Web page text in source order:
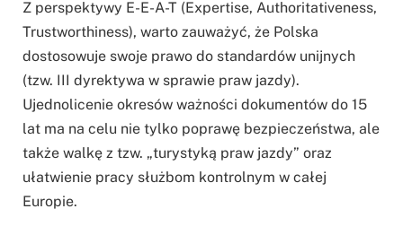
Z perspektywy E-E-A-T (Expertise, Authoritativeness,
Trustworthiness), warto zauważyć, że Polska
dostosowuje swoje prawo do standardów unijnych
(tzw. III dyrektywa w sprawie praw jazdy).
Ujednolicenie okresów ważności dokumentów do 15
lat ma na celu nie tylko poprawę bezpieczeństwa, ale
także walkę z tzw. „turystyką praw jazdy” oraz
ułatwienie pracy służbom kontrolnym w całej
Europie.